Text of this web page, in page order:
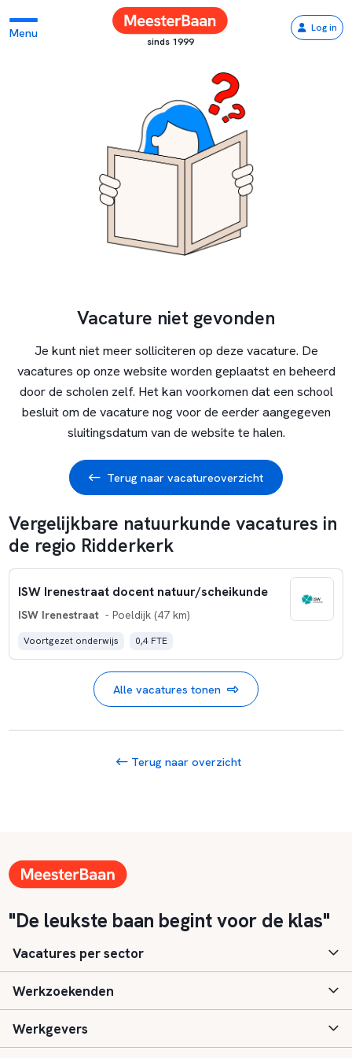
Menu
sinds 1999
Log in
Vacature niet gevonden
Je kunt niet meer solliciteren op deze vacature. De
vacatures op onze website worden geplaatst en beheerd
door de scholen zelf. Het kan voorkomen dat een school
besluit om de vacature nog voor de eerder aangegeven
sluitingsdatum van de website te halen.
Terug naar vacatureoverzicht
Vergelijkbare natuurkunde vacatures in
de regio Ridderkerk
ISW Irenestraat docent natuur/scheikunde
ISW Irenestraat - Poeldijk (47 km)
Voortgezet onderwijs 0,4 FTE
Alle vacatures tonen
Terug naar overzicht
"De leukste baan begint voor de klas"
Vacatures per sector
Basisonderwijs
Speciaal (basis) onderwijs
Werkzoekenden
Aanmelden
Werkgevers